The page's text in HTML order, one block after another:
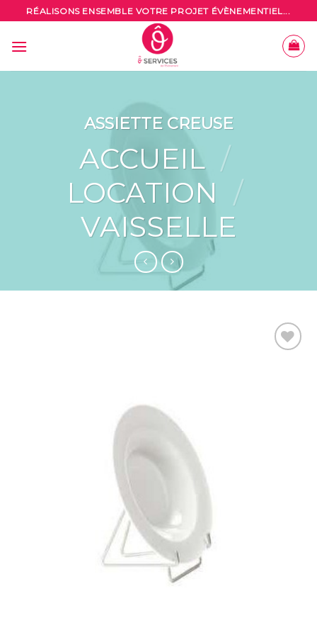
to
content
RÉALISONS ENSEMBLE VOTRE PROJET ÉVÈNEMENTIEL...
ASSIETTE CREUSE
ACCUEIL /
LOCATION /
VAISSELLE